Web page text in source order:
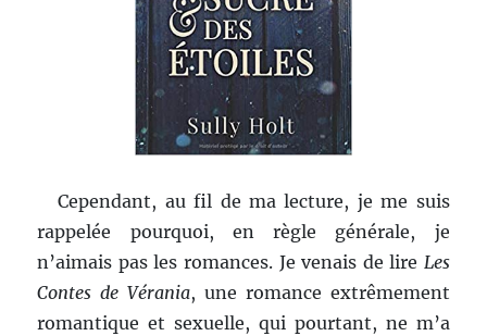
Cependant, au fil de ma lecture, je me suis
rappelée pourquoi, en règle générale, je
n’aimais pas les romances. Je venais de lire Les
Contes de Vérania, une romance extrêmement
romantique et sexuelle, qui pourtant, ne m’a